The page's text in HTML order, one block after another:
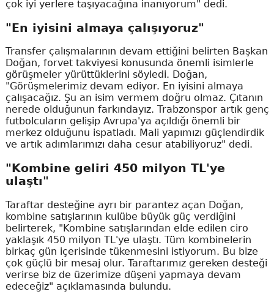
çok iyi yerlere taşıyacağına inanıyorum" dedi.
"En iyisini almaya çalışıyoruz"
Transfer çalışmalarının devam ettiğini belirten Başkan
Doğan, forvet takviyesi konusunda önemli isimlerle
görüşmeler yürüttüklerini söyledi. Doğan,
"Görüşmelerimiz devam ediyor. En iyisini almaya
çalışacağız. Şu an isim vermem doğru olmaz. Çıtanın
nerede olduğunun farkındayız. Trabzonspor artık genç
futbolcuların gelişip Avrupa'ya açıldığı önemli bir
merkez olduğunu ispatladı. Mali yapımızı güçlendirdik
ve artık adımlarımızı daha cesur atabiliyoruz" dedi.
"Kombine geliri 450 milyon TL'ye
ulaştı"
Taraftar desteğine ayrı bir parantez açan Doğan,
kombine satışlarının kulübe büyük güç verdiğini
belirterek, "Kombine satışlarından elde edilen ciro
yaklaşık 450 milyon TL'ye ulaştı. Tüm kombinelerin
birkaç gün içerisinde tükenmesini istiyorum. Bu bize
çok güçlü bir mesaj olur. Taraftarımız gereken desteği
verirse biz de üzerimize düşeni yapmaya devam
edeceğiz" açıklamasında bulundu.